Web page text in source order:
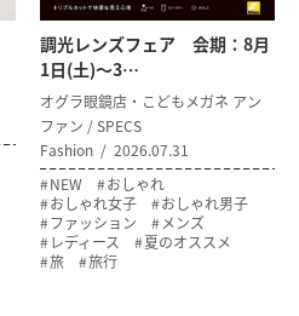
調光レンズフェア 会期：8月
1日(土)～3…
オグラ眼鏡店・こどもメガネ アン
ファン / SPECS
Fashion
2026.07.31
NEW
おしゃれ
おしゃれ女子
おしゃれ男子
ファッション
メンズ
レディース
夏のオススメ
旅
旅行